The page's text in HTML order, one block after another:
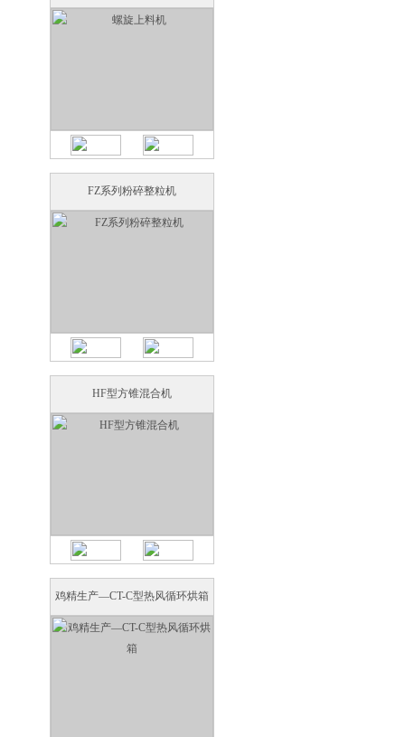
FZ系列粉碎整粒机
HF型方锥混合机
鸡精生产—CT-C型热风循环烘箱